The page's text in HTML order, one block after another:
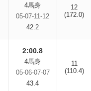
4馬身
05-07-11-12
42.2
12
(172.0)
2:00.8
4馬身
05-06-07-07
43.4
11
(110.4)